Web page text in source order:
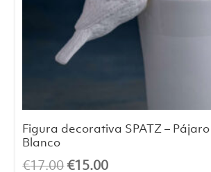
Figura decorativa SPATZ – Pájaro
Blanco
€17.00El
€15.00El